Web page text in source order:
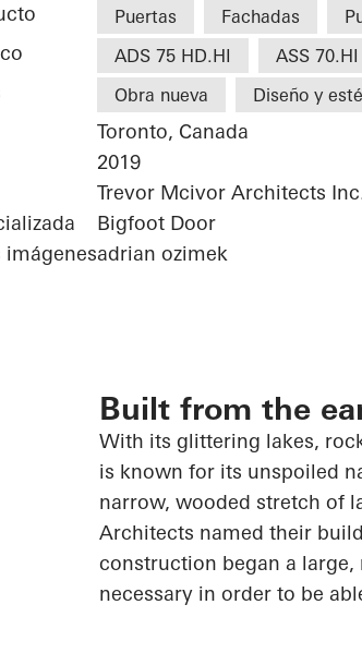
Puertas Fachadas
ADS 75 HD.HI ASS 70.HI
Obra nueva Diseño y
Toronto, Canada
2019
Trevor Mcivor Architects
Bigfoot Door
imágenesadrian ozimek
Built from the
With its glittering lakes,
is known for its unspoiled
narrow, wooded stretch of
Architects named their
construction began a
necessary in order to be